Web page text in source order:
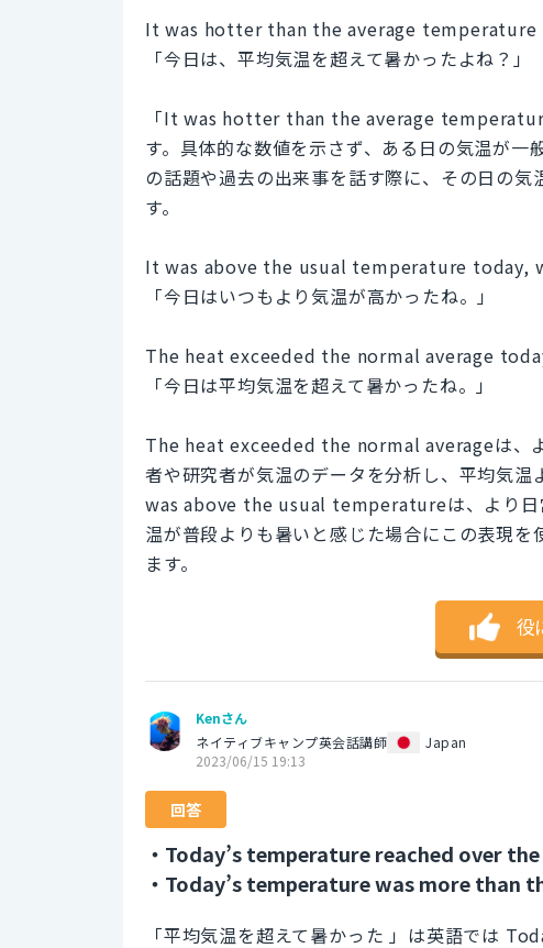
It was hotter than the average
「今日は、平均気温を超えて暑かったよね？」
「It was hotter than the average
す。具体的な数値を示さず、ある日の気温が
の話題や過去の出来事を話す際に、その日の
す。
It was above the usual temperature today,
「今日はいつもより気温が高かったね。」
The heat exceeded the normal average
「今日は平均気温を超えて暑かったね。」
The heat exceeded the normal averageは、
者や研究者が気温のデータを分析し、平均気
was above the usual temperatureは、より日
温が普段よりも暑いと感じた場合にこの表現
ます。
役
Kenさん
ネイティブキャンプ英会話講師
Japan
2023/06/15 19:13
回答
・Today’s temperature reached over
・Today’s temperature was more than
「平均気温を超えて暑かった 」は英語では